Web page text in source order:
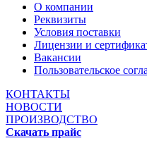
О компании
Реквизиты
Условия поставки
Лицензии и
Вакансии
Пользовательское
КОНТАКТЫ
НОВОСТИ
ПРОИЗВОДСТВО
Скачать прайс